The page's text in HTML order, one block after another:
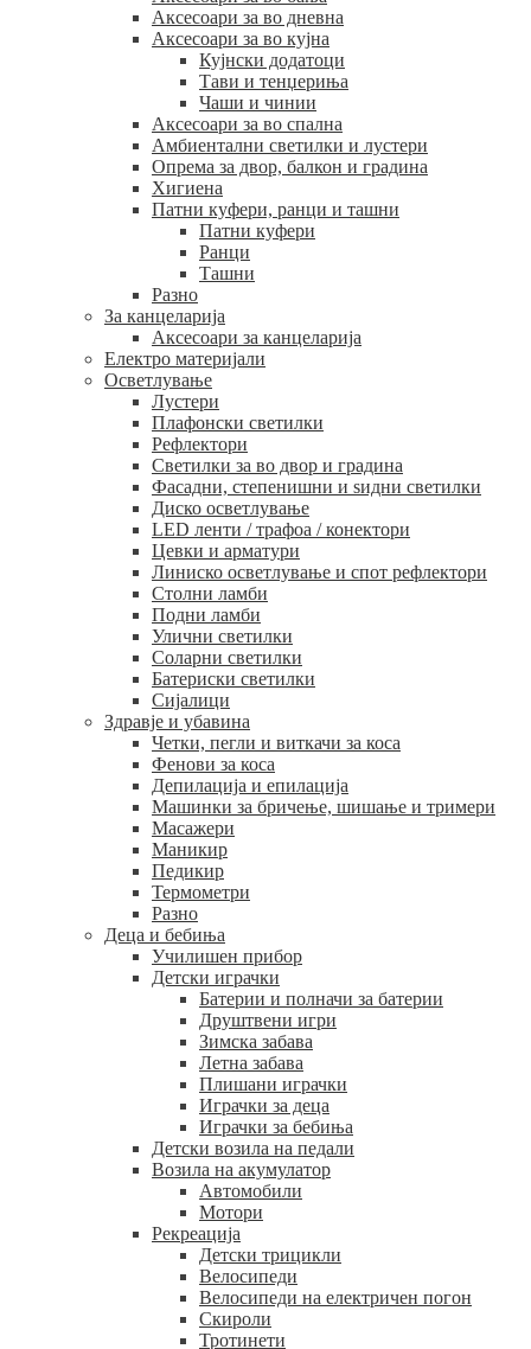
Аксесоари за во дневна
Аксесоари за во кујна
Кујнски додатоци
Тави и тенџериња
Чаши и чинии
Аксесоари за во спална
Амбиентални светилки и лустери
Опрема за двор, балкон и градина
Хигиена
Патни куфери, ранци и ташни
Патни куфери
Ранци
Ташни
Разно
За канцеларија
Аксесоари за канцеларија
Електро материјали
Осветлување
Лустери
Плафонски светилки
Рефлектори
Светилки за во двор и градина
Фасадни, степенишни и ѕидни светилки
Диско осветлување
LED ленти / трафоа / конектори
Цевки и арматури
Линиско осветлување и спот рефлектори
Столни ламби
Подни ламби
Улични светилки
Соларни светилки
Батериски светилки
Сијалици
Здравје и убавина
Четки, пегли и виткачи за коса
Фенови за коса
Депилација и епилација
Машинки за бричење, шишање и тримери
Масажери
Маникир
Педикир
Термометри
Разно
Деца и бебиња
Училишен прибор
Детски играчки
Батерии и полначи за батерии
Друштвени игри
Зимска забава
Летна забава
Плишани играчки
Играчки за деца
Играчки за бебиња
Детски возила на педали
Возила на акумулатор
Автомобили
Мотори
Рекреација
Детски трицикли
Велосипеди
Велосипеди на електричен погон
Скироли
Тротинети